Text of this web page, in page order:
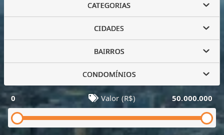
CATEGORIAS
CIDADES
BAIRROS
CONDOMÍNIOS
0 Valor (R$) 50.000.000